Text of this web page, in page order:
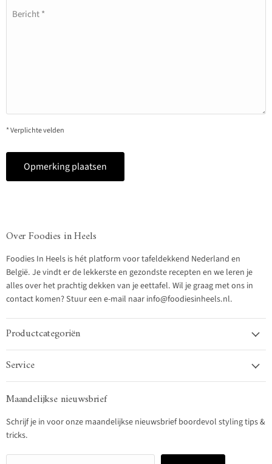
Bericht *
* Verplichte velden
Opmerking plaatsen
Over Foodies in Heels
Foodies In Heels is hét platform voor tafeldekkend Nederland en
België. Je vindt er de lekkerste en gezondste recepten en we leren je
alles over het prachtig dekken van je eettafel. Wil je graag met ons in
contact komen? Stuur een e-mail naar info@foodiesinheels.nl.
Productcategoriën
Service
Maandelijkse nieuwsbrief
Schrijf je in voor onze maandelijkse nieuwsbrief boordevol styling tips &
tricks.